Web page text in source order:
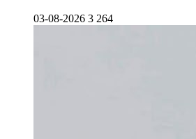
03-08-2026 3 264